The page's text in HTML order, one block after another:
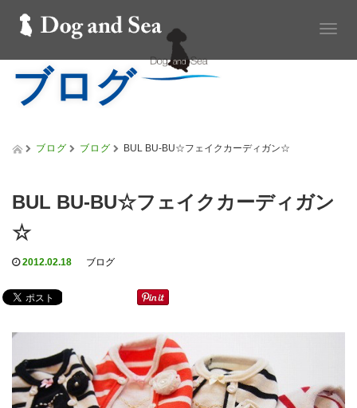
T
g
a
ブログ
ブログ ブログ BUL BU-BU☆フェイクカーディガン☆
BUL BU-BU☆フェイクカーディガン
☆
2012.02.18 ブログ